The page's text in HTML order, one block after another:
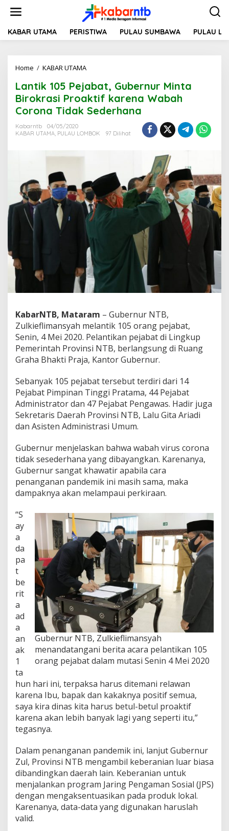
t
KABAR UTAMA PERISTIWA PULAU SUMBAWA PULAU
Home / KABAR UTAMA
n
t
i
k
0
a
b
a
t
,
G
u
b
e
r
n
u
r
n
t
a
B
i
r
k
r
a
P
o
a
k
t
i
f
a
r
n
a
W
b
a
h
C
o
o
n
a
T
a
k
S
e
d
h
a
n
a
Lantik 105 Pejabat, Gubernur Minta
Birokrasi Proaktif karena Wabah
Corona Tidak Sederhana
Kabarntb
04/05/2020
KABAR UTAMA, PULAU LOMBOK 97 Dilihat
KabarNTB, Mataram – Gubernur NTB,
Zulkieflimansyah melantik 105 orang pejabat,
Senin, 4 Mei 2020. Pelantikan pejabat di Lingkup
Pemerintah Provinsi NTB, berlangsung di Ruang
Graha Bhakti Praja, Kantor Gubernur.
Sebanyak 105 pejabat tersebut terdiri dari 14
Pejabat Pimpinan Tinggi Pratama, 44 Pejabat
Administrator dan 47 Pejabat Pengawas. Hadir juga
Sekretaris Daerah Provinsi NTB, Lalu Gita Ariadi
dan Asisten Administrasi Umum.
Gubernur menjelaskan bahwa wabah virus corona
tidak sesederhana yang dibayangkan. Karenanya,
Gubernur sangat khawatir apabila cara
penanganan pandemik ini masih sama, maka
dampaknya akan melampaui perkiraan.
Gubernur NTB, Zulkieflimansyah
menandatangani berita acara pelantikan 105
orang pejabat dalam mutasi Senin 4 Mei 2020
“S
ay
a
da
pa
t
be
rit
a
ad
a
an
ak
1
ta
hun hari ini, terpaksa harus ditemani relawan
karena Ibu, bapak dan kakaknya positif semua,
saya kira dinas kita harus betul-betul proaktif
karena akan lebih banyak lagi yang seperti itu,”
tegasnya.
Dalam penanganan pandemik ini, lanjut Gubernur
Zul, Provinsi NTB mengambil keberanian luar biasa
dibandingkan daerah lain. Keberanian untuk
menjalankan program Jaring Pengaman Sosial (JPS)
dengan mengaksentuasikan pada produk lokal.
Karenanya, data-data yang digunakan haruslah
valid.